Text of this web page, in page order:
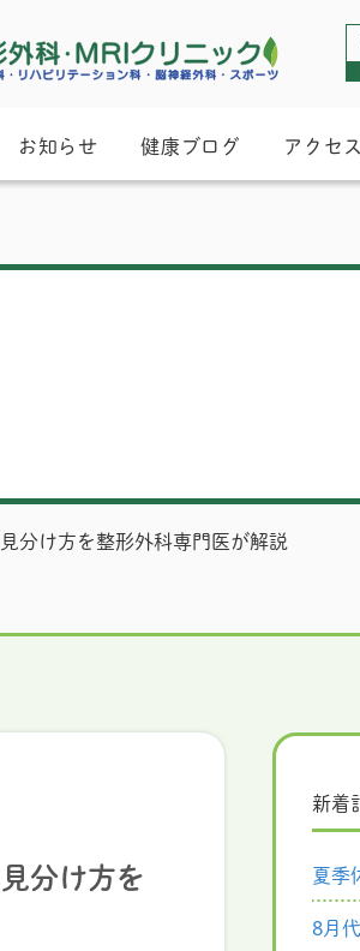
お知らせ 健康ブログ アクセ
分け方を整形外科専門医が解説
分け方を
新着
夏季
8月